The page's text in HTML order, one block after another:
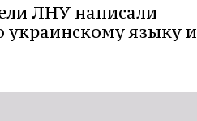
ЛНУ написали
украинскому языку и